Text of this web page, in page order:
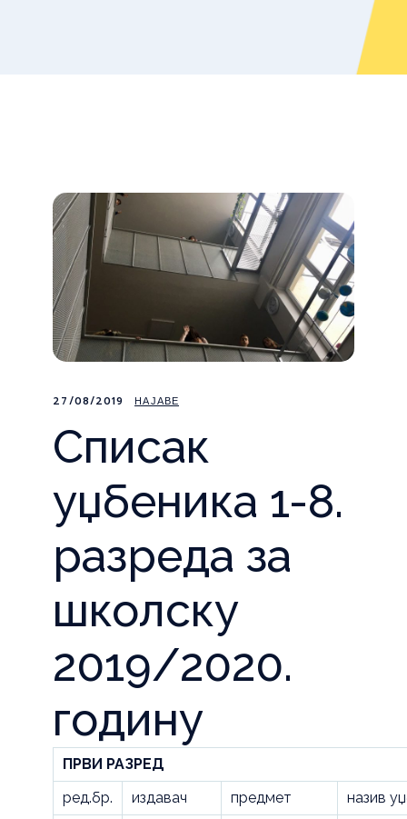
27/08/2019 НАЈАВЕ
Списак
уџбеника 1-8.
разреда за
школску
2019/2020.
годину
ПРВИ РАЗРЕД
ред.бр.
издавач предмет
назив